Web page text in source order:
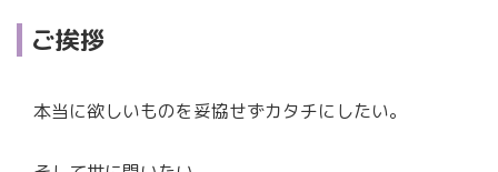
ご挨拶
本当に欲しいものを妥協せずカタチにしたい。